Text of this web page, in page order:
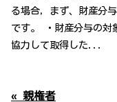
る場合，まず、財産分
です。 ・財産分与の対
協力して取得した...
« 親権者